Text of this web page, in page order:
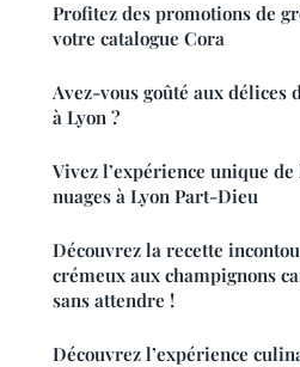
Profitez des promotions de
votre catalogue Cora
Avez-vous goûté aux délices
à Lyon ?
Vivez l’expérience unique
nuages à Lyon Part-Dieu
Découvrez la recette
crémeux aux champignons
sans attendre !
Découvrez l’expérience